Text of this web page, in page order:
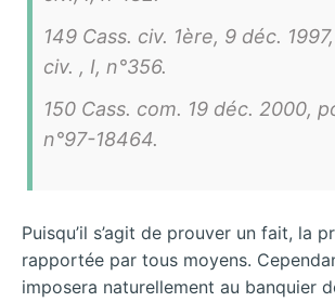
149 Cass. civ. 1ère, 9 déc.
civ. , I, n°356.
150 Cass. com. 19 déc. 2000,
n°97-18464.
Puisqu’il s’agit de prouver un fait, la
rapportée par tous moyens.
imposera naturellement au banquier